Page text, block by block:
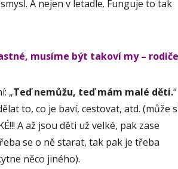
A nejen v letadle. Funguje to tak
musíme být takoví my –
„Teď nemůžu, teď mám malé děti.“
to, co je baví, cestovat, atd. (může
A až jsou děti už velké, pak zase
se o ně starat, tak pak je třeba
něco jiného).